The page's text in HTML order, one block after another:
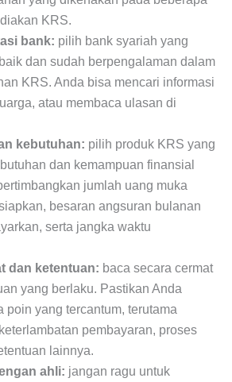
KRS.
bank: pilih bank syariah yang
dan sudah berpengalaman dalam
KRS. Anda bisa mencari informasi
atau membaca ulasan di
kebutuhan: pilih produk KRS yang
dan kemampuan finansial
jumlah uang muka
besaran angsuran bulanan
serta jangka waktu
dan ketentuan: baca secara cermat
yang berlaku. Pastikan Anda
poin yang tercantum, terutama
pembayaran, proses
lainnya.
ahli: jangan ragu untuk